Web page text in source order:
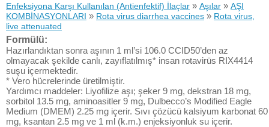
Enfeksiyona Karşı Kullanılan (Antienfektif) İlaçlar » Aşılar » AŞI
KOMBİNASYONLARI » Rota virus diarrhea vaccines » Rota virus,
live attenuated
Formülü:
Hazırlandıktan sonra aşının 1 ml’si 106.0 CCID50’den az
olmayacak şekilde canlı, zayıflatılmış* insan rotavirüs RIX4414
suşu içermektedir.
* Vero hücrelerinde üretilmiştir.
Yardımcı maddeler: Liyofilize aşı; şeker 9 mg, dekstran 18 mg,
sorbitol 13.5 mg, aminoasitler 9 mg, Dulbecco’s Modified Eagle
Medium (DMEM) 2.25 mg içerir. Sıvı çözücü kalsiyum karbonat 60
mg, ksantan 2.5 mg ve 1 ml (k.m.) enjeksiyonluk su içerir.